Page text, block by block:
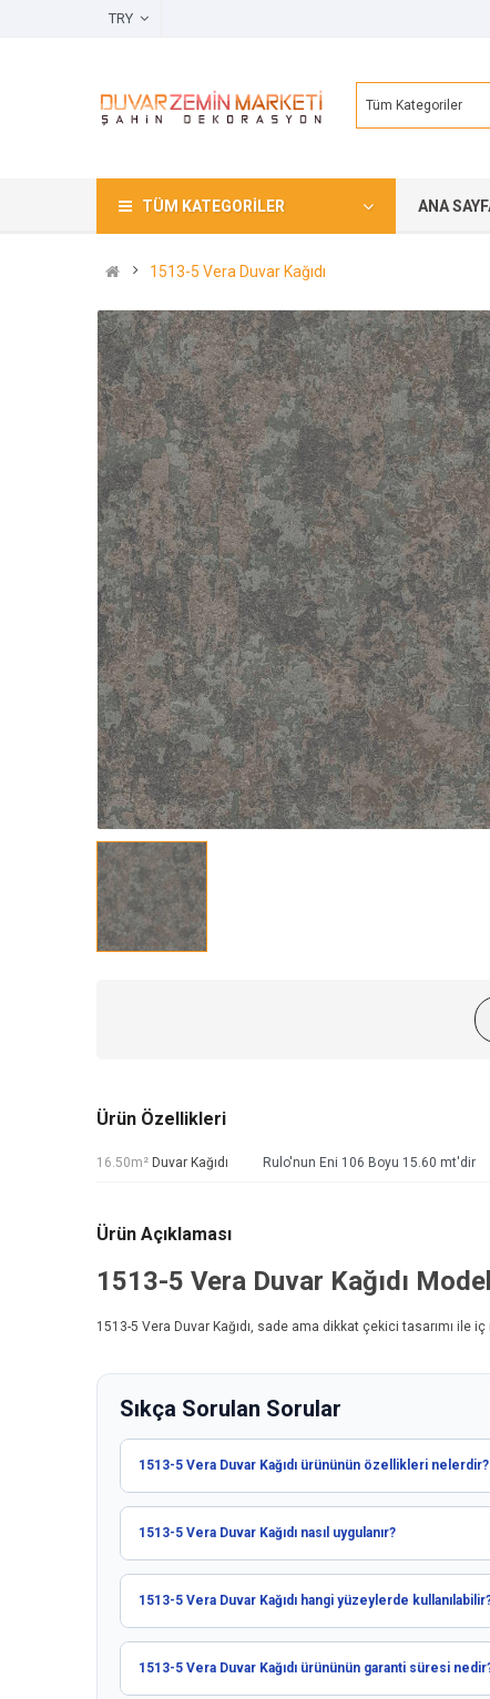
Tüm Kategoriler
TÜM KATEGORILER ANA
1513-5 Vera Duvar Kağıdı
Ürün Özellikleri
16.50m² Duvar Kağıdı Rulo'nun Eni 106 Boyu 15.60 mt'dir
Ürün Açıklaması
1513-5 Vera Duvar Kağıdı
1513-5 Vera Duvar Kağıdı, sade ama dikkat çekici tasarımı ile iç
Sıkça Sorulan Sorular
1513-5 Vera Duvar Kağıdı ürününün özellikleri nelerdir?
1513-5 Vera Duvar Kağıdı nasıl uygulanır?
1513-5 Vera Duvar Kağıdı hangi yüzeylerde
1513-5 Vera Duvar Kağıdı ürününün garanti süresi